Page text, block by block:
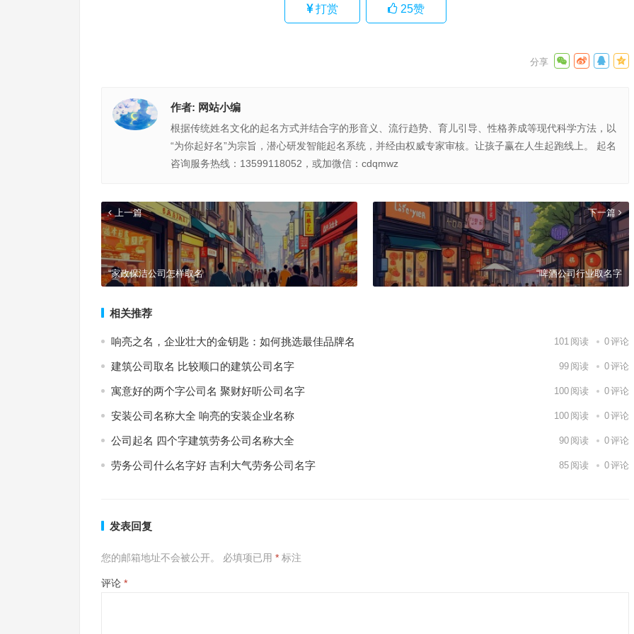
打赏 25赞
作者: 网站小编
根据传统姓名文化的起名方式并结合字的形音义、流行趋势、育儿引导、性格养成等现代科学方法，以
“为你起好名”为宗旨，潜心研发智能起名系统，并经由权威专家审核。让孩子赢在人生起跑线上。 起名
咨询服务热线：13599118052，或加微信：cdqmwz
上一篇
“家政保洁公司怎样取名
下一篇
“啤酒公司行业取名字
相关推荐
响亮之名，企业壮大的金钥匙：如何挑选最佳品牌名 101 阅读 0评论
建筑公司取名 比较顺口的建筑公司名字 99 阅读 0评论
寓意好的两个字公司名 聚财好听公司名字 100 阅读 0评论
安装公司名称大全 响亮的安装企业名称 100 阅读 0评论
公司起名 四个字建筑劳务公司名称大全 90 阅读 0评论
劳务公司什么名字好 吉利大气劳务公司名字 85 阅读 0评论
发表回复
您的邮箱地址不会被公开。 必填项已用 * 标注
评论 *